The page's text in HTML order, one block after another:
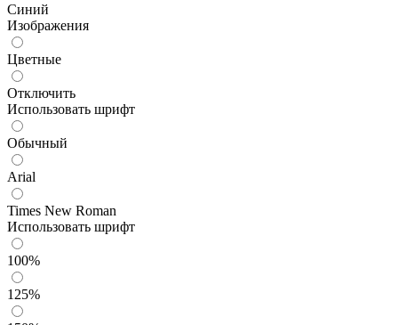
Синий
Изображения
Цветные
Отключить
Использовать шрифт
Обычный
Arial
Times New Roman
Использовать шрифт
100%
125%